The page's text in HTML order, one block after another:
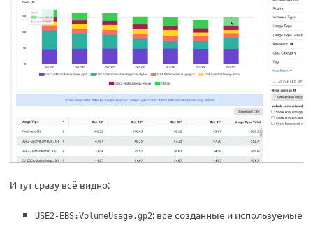
И тут сразу всё видно:
USE2-EBS:VolumeUsage.gp2: все созданные и используемые